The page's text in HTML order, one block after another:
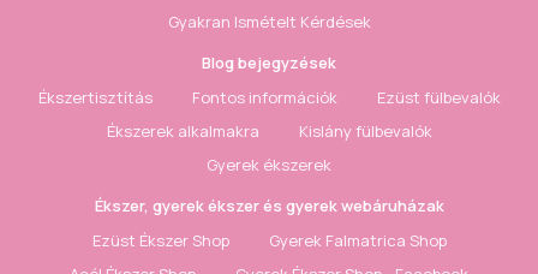
Gyakran Ismételt Kérdések
Blog bejegyzések
Ékszertisztítás
Fontos információk
Ezüst fülbevalók
Ékszerek alkalmakra
Kislány fülbevalók
Gyerek ékszerek
Ékszer, gyerek ékszer és gyerek webáruházak
Ezüst Ékszer Shop
Gyerek Falmatrica Shop